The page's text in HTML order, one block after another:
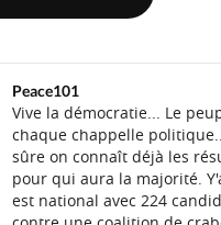
Peace101
Vive la démocratie... Le
chaque chappelle
sûre on connaît déjà les
pour qui aura la majorité.
est national avec 224